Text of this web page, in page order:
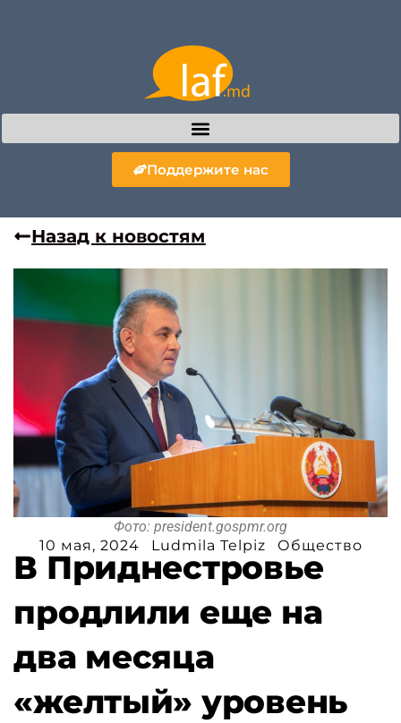
Поддержите нас
Назад к новостям
Фото: president.gospmr.org
10 мая, 2024
Ludmila Telpiz Общество
В Приднестровье
продлили еще на
два месяца
«желтый» уровень